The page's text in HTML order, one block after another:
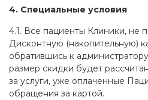
4. Специальные условия
4.1. Все пациенты Клиники, не
Дисконтную (накопительную)
обратившись к
размер скидки будет
за услуги, уже оплаченные
обращения за картой.